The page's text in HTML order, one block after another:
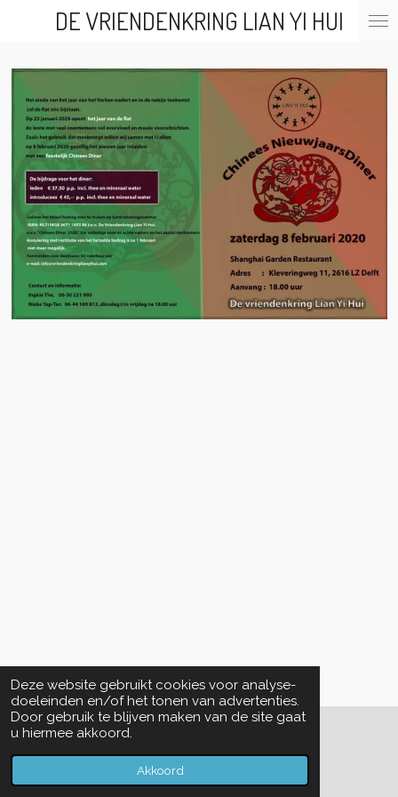
Deze website gebruikt cookies voor analyse-
doeleinden en/of het tonen van advertenties.
Door gebruik te blijven maken van de site gaat
u hiermee akkoord.
Akkoord
de
hoofdinhoud
DE VRIENDENKRING LIAN YI HUI
© 2022 - 2026 De Vriendenkring Lian Yi Hui
Powered by